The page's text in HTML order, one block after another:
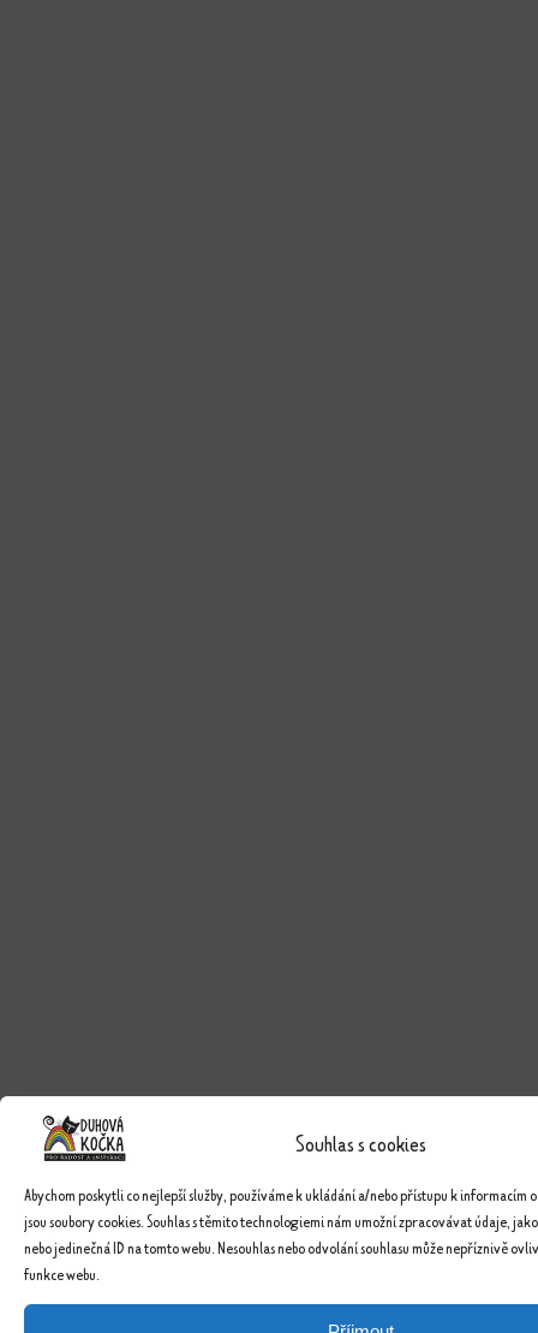
Souhlas s cookies
Abychom poskytli co nejlepší služby, používáme k ukládání a/nebo přístupu k informacím
jsou soubory cookies. Souhlas s těmito technologiemi nám umožní zpracovávat údaje,
nebo jedinečná ID na tomto webu. Nesouhlas nebo odvolání souhlasu může nepříznivě
funkce webu.